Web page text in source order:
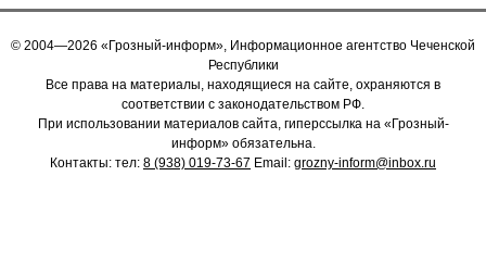
© 2004—2026 «Грозный-информ», Информационное агентство Чеченской
Республики
Все права на материалы, находящиеся на сайте, охраняются в
соответствии с законодательством РФ.
При использовании материалов сайта, гиперссылка на «Грозный-
информ» обязательна.
Контакты: тел: 8 (938) 019-73-67 Email: grozny-inform@inbox.ru